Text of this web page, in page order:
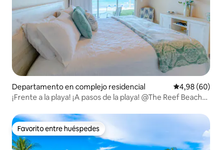
Departamento en complejo residencial Calificación
4,98 (60)
¡Frente a la playa! ¡A pasos de la playa! @The Reef Beach
Favorito entre huéspedes
Favorito entre huéspedes